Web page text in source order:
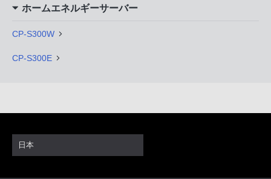
ホームエネルギーサーバー
CP-S300W
CP-S300E
日本